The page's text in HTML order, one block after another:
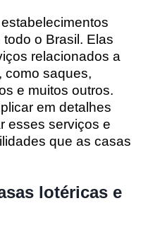
o Brasil. Elas
relacionados a
como saques,
e muitos outros.
em detalhes
esses serviços e
que as casas
lotéricas e